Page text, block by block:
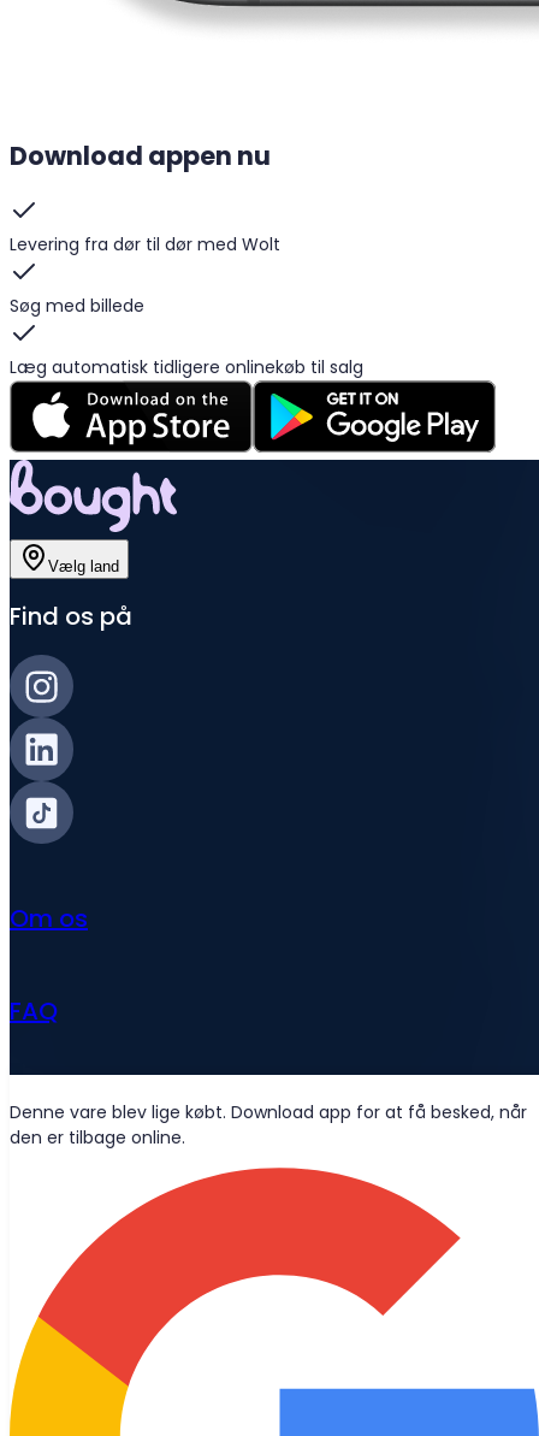
Denne vare blev lige købt. Download app for at få besked, når
den er tilbage online.
Download appen nu
Levering fra dør til dør med Wolt
Søg med billede
Læg automatisk tidligere onlinekøb til salg
Vælg land
Find os på
Om os
FAQ
Nyheder
Wolt-leveringer
Skal vi være venner?
Bliv opdateret med de seneste nyheder, blogindlæg og
produktopdateringer leveret direkte til din indbakke.